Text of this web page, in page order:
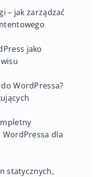
– jak zarządzać
jako
WordPressa?
dla
statycznych,